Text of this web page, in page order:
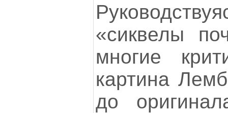
«сиквелы
многие
картина
до